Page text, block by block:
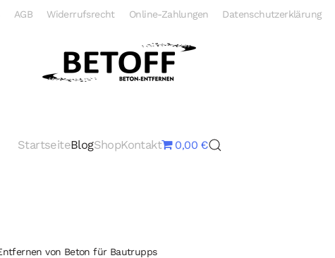
AGB Widerrufsrecht Online-Zahlungen Datenschutzerklärung
StartseiteBlogShopKontakt 0,00 €
von Beton für Bautrupps